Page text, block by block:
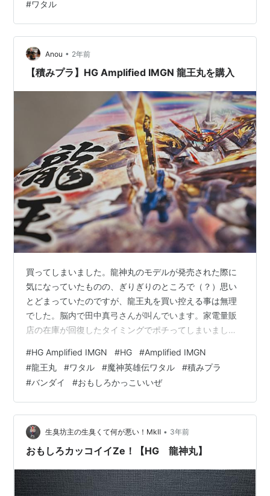
#ワタル
Anou • 2年前
【積みプラ】HG Amplified IMGN 龍王丸を購入
買ってしまいました。龍神丸のモデルが発売された際に
気になっていたものの、ぎりぎりのところで（？）思い
とどまっていたのですが、龍王丸を買い控える事は無理
でした。脳内で田中真弓さんが叫んでいます。家電量販
店の在庫が回復したタイミングでポチってしまいまし
#HG Amplified IMGN #HG #Amplified IMGN
#龍王丸 #ワタル #魔神英雄伝ワタル #積みプラ
#バンダイ #おもしろかっこいいぜ
生臭坊主の生臭くて何が悪い！MkⅡ • 3年前
おもしろカッコイイZe！【HG 龍神丸】